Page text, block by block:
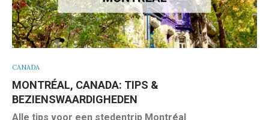
CANADA
MONTRÉAL, CANADA: TIPS &
BEZIENSWAARDIGHEDEN
Alle tips voor een stedentrip Montréal